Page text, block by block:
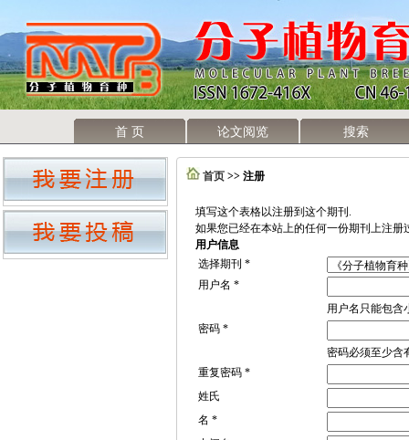
首 页 论文阅览 搜索
首页 >> 注册
填写这个表格以注册到这个期刊.
如果您已经在本站上的任何一份期刊上注册
用户信息
选择期刊 *
用户名 *
用户名只能包含
密码 *
密码必须至少含
重复密码 *
姓氏
名 *